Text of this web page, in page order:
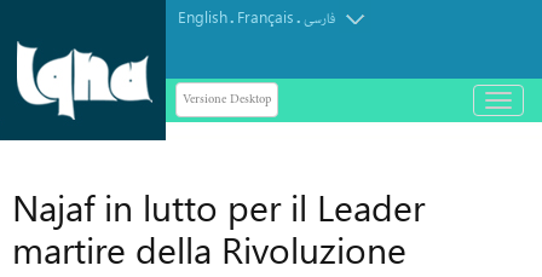
English. Français.فارسی
Versione Desktop
باز
و
Najaf in lutto per il Leader
martire della Rivoluzione